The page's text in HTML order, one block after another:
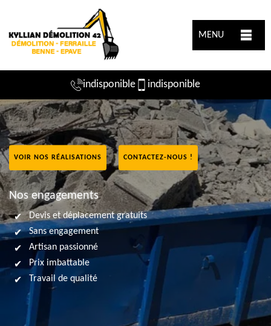
MENU
indisponible indisponible
VOIR NOS RÉALISATIONS CONTACTEZ-NOUS !
Nos engagements
Devis et déplacement gratuits
Sans engagement
Artisan passionné
Prix imbattable
Travail de qualité